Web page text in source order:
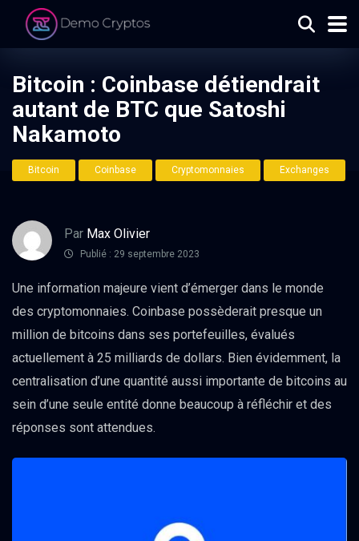
Bitcoin : Coinbase détiendrait
autant de BTC que Satoshi
Nakamoto
Bitcoin Coinbase Cryptomonnaies Exchanges
Par Max Olivier
Publié : 29 septembre 2023
Une information majeure vient d’émerger dans le monde
des cryptomonnaies. Coinbase possèderait presque un
million de bitcoins dans ses portefeuilles, évalués
actuellement à 25 milliards de dollars. Bien évidemment, la
centralisation d’une quantité aussi importante de bitcoins au
sein d’une seule entité donne beaucoup à réfléchir et des
réponses sont attendues.